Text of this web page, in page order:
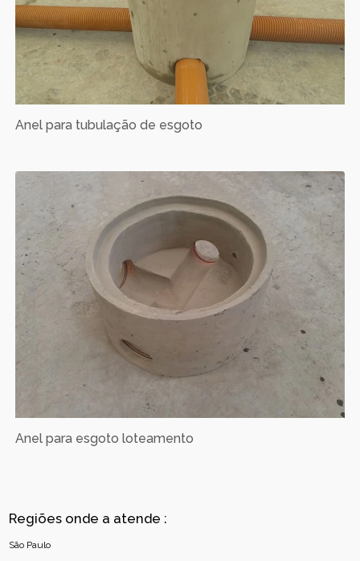
Anel para tubulação de esgoto
Anel para esgoto loteamento
Regiões onde a atende :
São Paulo